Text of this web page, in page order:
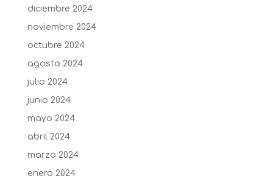
diciembre 2024
noviembre 2024
octubre 2024
agosto 2024
julio 2024
junio 2024
mayo 2024
abril 2024
marzo 2024
enero 2024